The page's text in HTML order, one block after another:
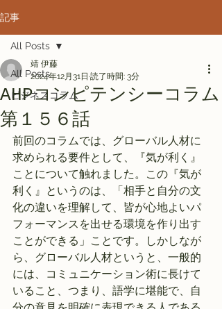
記事
All Posts
ビジネスコラム
All Posts
AHPコンピテンシーコラム
第１５６話
靖 伊藤
2024年12月31日 読了時間: 3分
前回のコラムでは、グローバル人材に
求められる要件として、『気が利く』
ことについて触れました。この『気が
利く』というのは、「相手と自分の文
化の違いを理解して、皆が心地よいパ
フォーマンスを出せる環境を作り出す
ことができる」ことです。しかしなが
ら、グローバル人材というと、一般的
には、コミュニケーション術に長けて
いること、つまり、語学に堪能で、自